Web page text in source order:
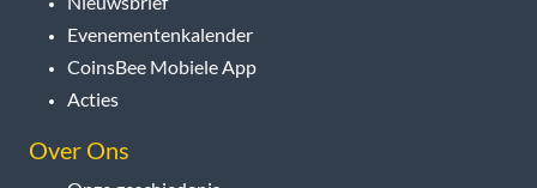
Evenementenkalender
CoinsBee Mobiele App
Acties
Over Ons